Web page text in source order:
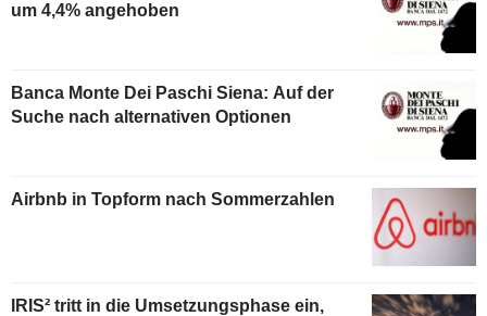
um 4,4% angehoben
Banca Monte Dei Paschi Siena: Auf der
Suche nach alternativen Optionen
Airbnb in Topform nach Sommerzahlen
IRIS² tritt in die Umsetzungsphase ein,